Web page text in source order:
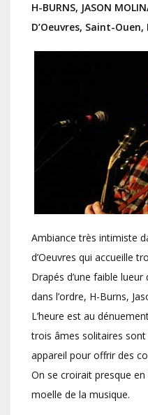
H-BURNS, JASON
D’Oeuvres, Saint-Ouen,
Ambiance très intimiste
d’Oeuvres qui accueille
Drapés d’une faible
dans l’ordre, H-Burns,
L’heure est au
trois âmes solitaires
appareil pour offrir des
On se croirait presque
moelle de la musique.